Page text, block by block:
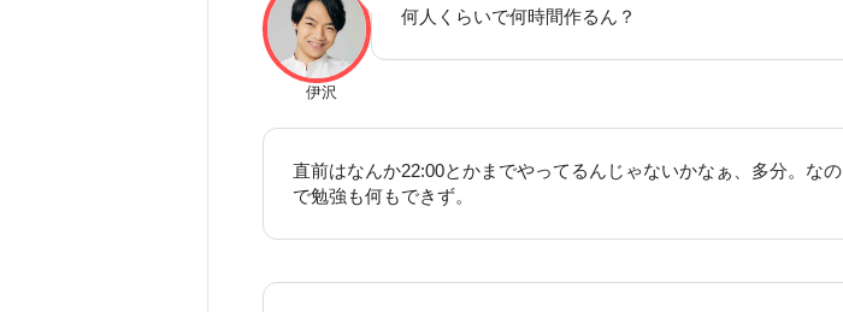
伊沢
何人くらいで何時間作るん？
直前はなんか22:00とかまでやってるんじゃないかなぁ、多分。なの
で勉強も何もできず。